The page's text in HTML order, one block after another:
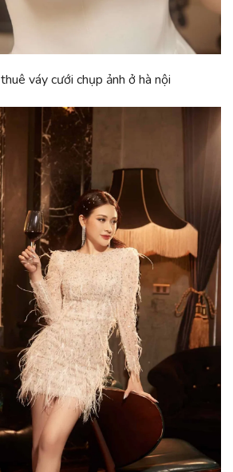
thuê váy cưới chụp ảnh ở hà nội